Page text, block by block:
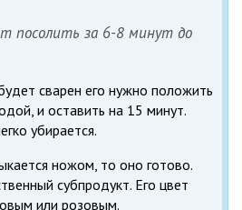
посолить за 6-8 минут до
сварен его нужно положить
и оставить на 15 минут.
убирается.
ножом, то оно готово.
субпродукт. Его цвет
или розовым.